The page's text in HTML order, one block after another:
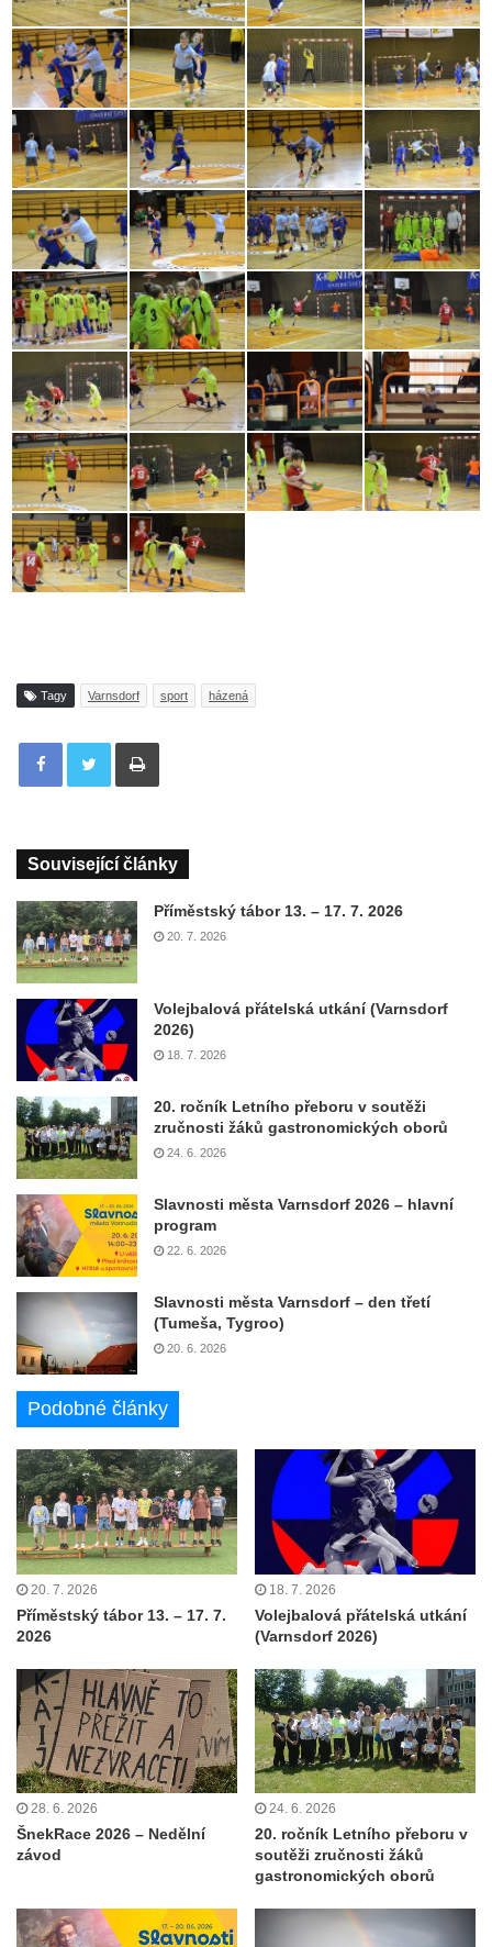
Tagy Varnsdorf sport házená
Tisknout
Související články
Příměstský tábor 13. – 17. 7. 2026
20. 7. 2026
Volejbalová přátelská utkání (Varnsdorf
2026)
18. 7. 2026
20. ročník Letního přeboru v soutěži
zručnosti žáků gastronomických oborů
24. 6. 2026
Slavnosti města Varnsdorf 2026 – hlavní
program
22. 6. 2026
Slavnosti města Varnsdorf – den třetí
(Tumeša, Tygroo)
20. 6. 2026
Podobné články
20. 7. 2026
Příměstský tábor 13. – 17. 7.
2026
18. 7. 2026
Volejbalová přátelská utkání
(Varnsdorf 2026)
28. 6. 2026
ŠnekRace 2026 – Nedělní
závod
24. 6. 2026
20. ročník Letního přeboru v
soutěži zručnosti žáků
gastronomických oborů